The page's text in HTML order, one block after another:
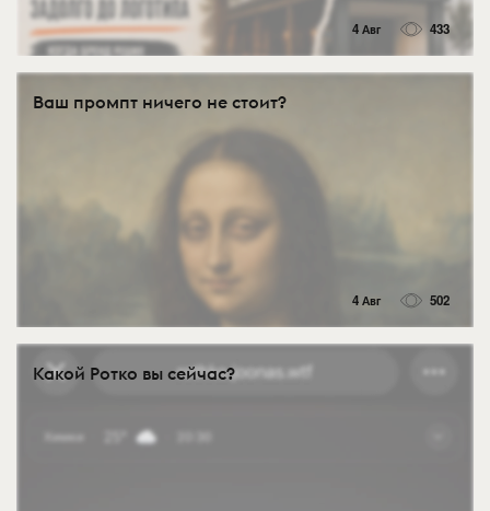
4 Авг 433
Ваш промпт ничего не стоит?
4 Авг 502
Какой Ротко вы сейчас?